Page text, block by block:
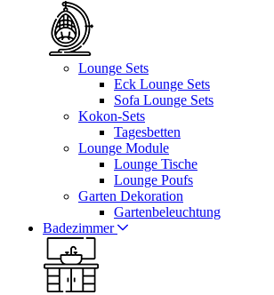
Lounge Sets
Eck Lounge Sets
Sofa Lounge Sets
Kokon-Sets
Tagesbetten
Lounge Module
Lounge Tische
Lounge Poufs
Garten Dekoration
Gartenbeleuchtung
Badezimmer